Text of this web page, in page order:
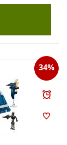
34%